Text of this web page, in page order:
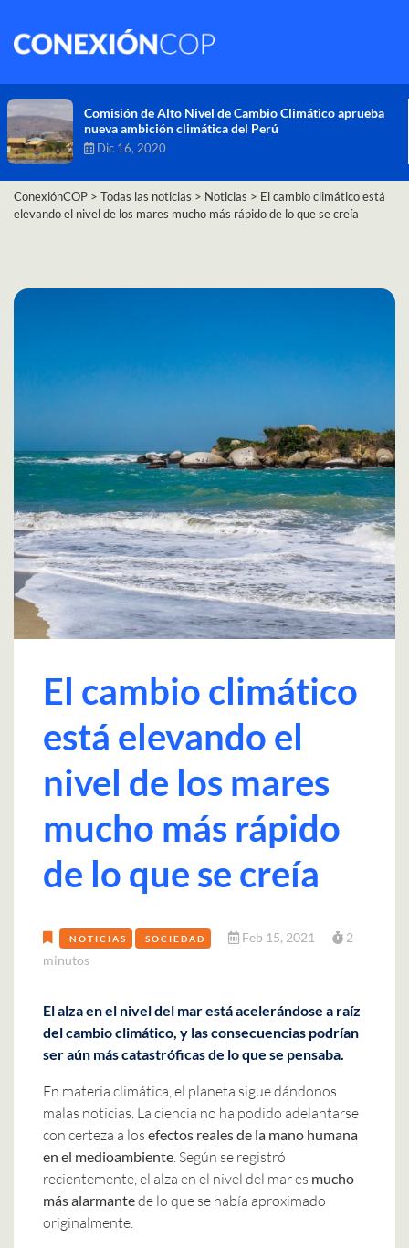
Comisión de Alto Nivel de Cambio Climático aprueba
nueva ambición climática del Perú
Dic 16, 2020
ConexiónCOP > Todas las noticias > Noticias > El cambio climático está
elevando el nivel de los mares mucho más rápido de lo que se creía
El cambio climático
está elevando el
nivel de los mares
mucho más rápido
de lo que se creía
NOTICIAS SOCIEDAD Feb 15, 2021
2
minutos
El alza en el nivel del mar está acelerándose a raíz
del cambio climático, y las consecuencias podrían
ser aún más catastróficas de lo que se pensaba.
En materia climática, el planeta sigue dándonos
malas noticias. La ciencia no ha podido adelantarse
con certeza a los efectos reales de la mano humana
en el medioambiente . Según se registró
recientemente, el alza en el nivel del mar es mucho
más alarmantede lo que se había aproximado
originalmente.